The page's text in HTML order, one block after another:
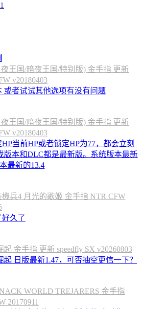
1
王国/暗夜王国/特别版) 金手指 更新
v20180403
或者试试其他选项有没有问题
王国/暗夜王国/特别版) 金手指 更新
v20180403
当前HP或者锁定HP为77，都会立刻
版本和DLC都是最新版。系统版本最新
最新的13.4
兵4 月光的歌姬 金手指 NTR CFW
久了
起 金手指 更新 speedfly SX v20260803
起 日版最新1.47，可否抽空更信一下？
WORLD TREJARERS 金手指
20170911